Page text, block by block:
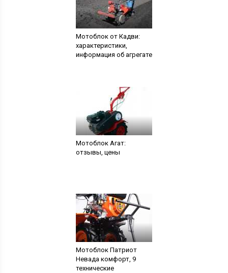
Мотоблок от Кадви:
характеристики,
информация об агрегате
Мотоблок Агат:
отзывы, цены
Мотоблок Патриот
Невада комфорт, 9
технические